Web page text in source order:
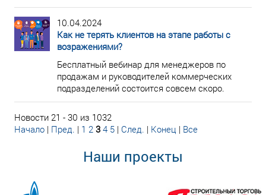
10.04.2024
Как не терять клиентов на этапе работы с
возражениями?
Бесплатный вебинар для менеджеров по
продажам и руководителей коммерческих
подразделений состоится совсем скоро.
Новости 21 - 30 из 1032
Начало | Пред. | 1 2 3 4 5 | След. | Конец | Все
Наши проекты